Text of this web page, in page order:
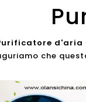
d'aria
che